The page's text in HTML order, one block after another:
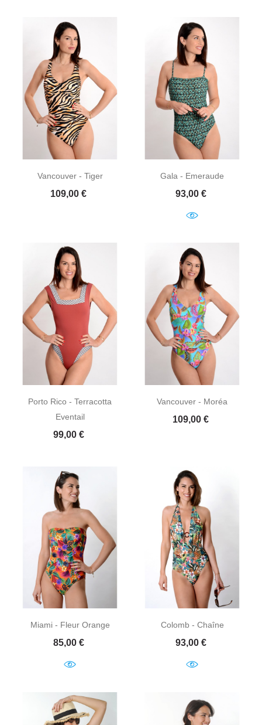
Vancouver - Tiger
Prix
109,00 €
Gala - Emeraude
Prix
93,00 €
Porto Rico - Terracotta
Eventail
Prix
99,00 €
Vancouver - Moréa
Prix
109,00 €
Miami - Fleur Orange
Prix
85,00 €
Colomb - Chaîne
Prix
93,00 €